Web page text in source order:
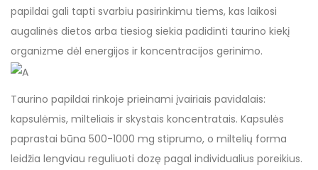
papildai gali tapti svarbiu pasirinkimu tiems, kas laikosi
augalinės dietos arba tiesiog siekia padidinti taurino kiekį
organizme dėl energijos ir koncentracijos gerinimo.
Taurino papildai rinkoje prieinami įvairiais pavidalais:
kapsulėmis, milteliais ir skystais koncentratais. Kapsulės
paprastai būna 500-1000 mg stiprumo, o miltelių forma
leidžia lengviau reguliuoti dozę pagal individualius poreikius.